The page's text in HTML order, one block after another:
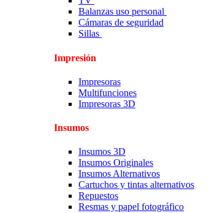
Balanzas uso personal
Cámaras de seguridad
Sillas
Impresión
Impresoras
Multifunciones
Impresoras 3D
Insumos
Insumos 3D
Insumos Originales
Insumos Alternativos
Cartuchos y tintas alternativos
Repuestos
Resmas y papel fotográfico